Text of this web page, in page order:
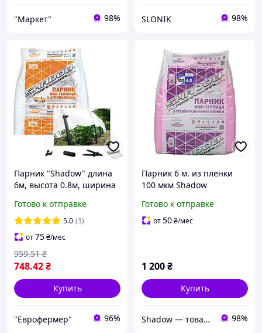
"Маркет" 98% SLONIK 98%
Парник "Shadow" длина
6м, высота 0.8м, ширина
Готово к отправке
5.0 (3)
от75₴/мес
748.42₴
959.51 ₴
Купить
"Еврофермер" 96%
Парник 6 м. из пленки
100 мкм Shadow
Готово к отправке
от50₴/мес
1 200₴
Купить
Shadow — товары для сельского хозяйства и домашнего обихода 98%